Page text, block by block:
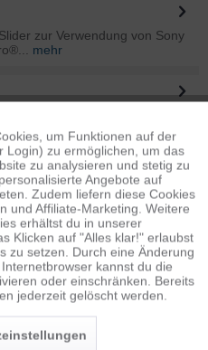
zur Verwendung von Sony
mehr
...mehr
Aktiv
Inaktiv
Inaktiv
Inaktiv
um Funktionen auf der
Login) zu ermöglichen, um das
zu analysieren und stetig zu
Angebote auf
Zudem liefern diese Cookies
und Affiliate-Marketing. Weitere
erhältst du in unserer
Klicken auf "Alles klar!" erlaubst
zu setzen. Durch eine Änderung
kannst du die
oder einschränken. Bereits
jederzeit gelöscht werden.